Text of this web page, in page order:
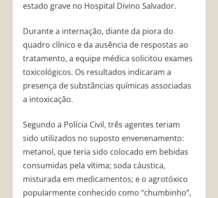
estado grave no Hospital Divino Salvador.
Durante a internação, diante da piora do
quadro clínico e da ausência de respostas ao
tratamento, a equipe médica solicitou exames
toxicológicos. Os resultados indicaram a
presença de substâncias químicas associadas
a intoxicação.
Segundo a Polícia Civil, três agentes teriam
sido utilizados no suposto envenenamento:
metanol, que teria sido colocado em bebidas
consumidas pela vítima; soda cáustica,
misturada em medicamentos; e o agrotóxico
popularmente conhecido como “chumbinho”,